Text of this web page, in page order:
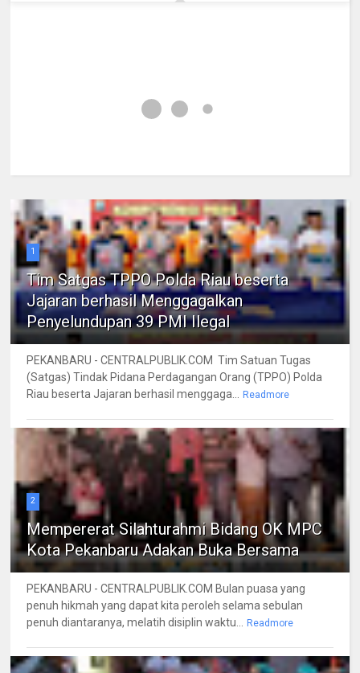
1
Tim Satgas TPPO Polda Riau beserta
Jajaran berhasil Menggagalkan
Penyelundupan 39 PMI Ilegal
PEKANBARU - CENTRALPUBLIK.COM Tim Satuan Tugas
(Satgas) Tindak Pidana Perdagangan Orang (TPPO) Polda
Riau beserta Jajaran berhasil menggaga... Readmore
2
Mempererat Silahturahmi Bidang OK MPC
Kota Pekanbaru Adakan Buka Bersama
PEKANBARU - CENTRALPUBLIK.COM Bulan puasa yang
penuh hikmah yang dapat kita peroleh selama sebulan
penuh diantaranya, melatih disiplin waktu... Readmore